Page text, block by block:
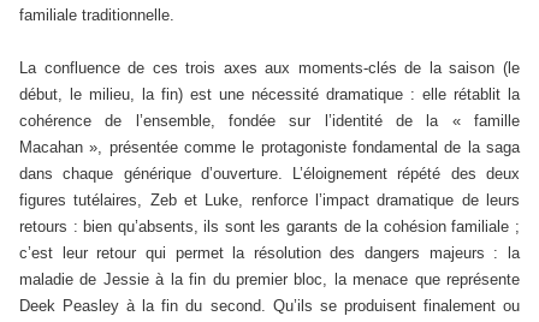
familiale traditionnelle.
La confluence de ces trois axes aux moments-clés de la saison (le
début, le milieu, la fin) est une nécessité dramatique : elle rétablit la
cohérence de l’ensemble, fondée sur l’identité de la « famille
Macahan », présentée comme le protagoniste fondamental de la saga
dans chaque générique d’ouverture. L’éloignement répété des deux
figures tutélaires, Zeb et Luke, renforce l’impact dramatique de leurs
retours : bien qu’absents, ils sont les garants de la cohésion familiale ;
c’est leur retour qui permet la résolution des dangers majeurs : la
maladie de Jessie à la fin du premier bloc, la menace que représente
Deek Peasley à la fin du second. Qu’ils se produisent finalement ou